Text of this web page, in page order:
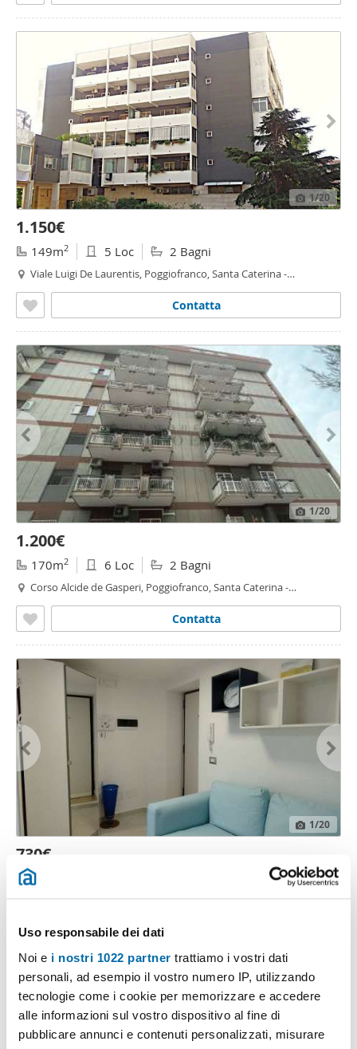
Uso responsabile dei dati
Noi e i nostri 1022 partner trattiamo i vostri dati
personali, ad esempio il vostro numero IP, utilizzando
tecnologie come i cookie per memorizzare e accedere
alle informazioni sul vostro dispositivo al fine di
pubblicare annunci e contenuti personalizzati, misurare
1/20
1.150€
149m2 5 Loc 2 Bagni
Viale Luigi De Laurentis, Poggiofranco, Santa Caterina -
Contatta
1/20
1.200€
170m2 6 Loc 2 Bagni
Corso Alcide de Gasperi, Poggiofranco, Santa Caterina -
Contatta
1/20
730€
45m
Via Domenico Nicolai, Marconi, San Cataldo, Libertà - Libertà, Bari